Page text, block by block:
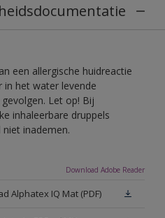
een allergische huidreactie
in het water levende
Let op! Bij
inhaleerbare druppels
inademen.
Download Adobe Reader
Alphatex IQ Mat (PDF)